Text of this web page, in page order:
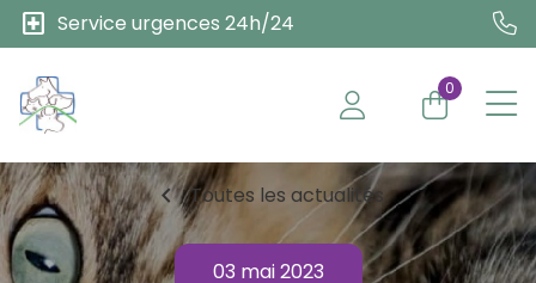
local_hospital Service urgences 24h/24
0
chevron_left Toutes les actualités
03 mai 2023